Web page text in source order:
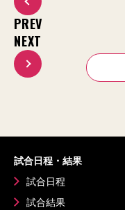
PREV
NEXT
試合日程・結果
試合日程
試合結果